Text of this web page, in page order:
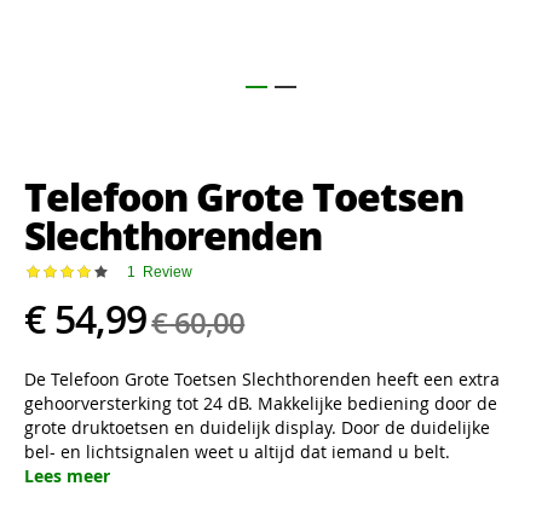
begin
van
de
afbeeldingen-
gallerij
Telefoon Grote Toetsen
Slechthorenden
Waardering: 1 Review
€ 54,99€ 60,00
De Telefoon Grote Toetsen Slechthorenden heeft een extra
gehoorversterking tot 24 dB. Makkelijke bediening door de
grote druktoetsen en duidelijk display. Door de duidelijke
bel- en lichtsignalen weet u altijd dat iemand u belt.
Lees meer